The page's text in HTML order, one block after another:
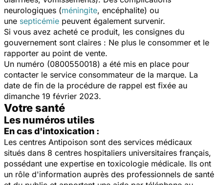
neurologiques (méningite, encéphalite) ou
une septicémie peuvent également survenir.
Si vous avez acheté ce produit, les consignes du
gouvernement sont claires : Ne plus le consommer et le
rapporter au point de vente.
Un numéro (0800550018) a été mis en place pour
contacter le service consommateur de la marque. La
date de fin de la procédure de rappel est fixée au
dimanche 19 février 2023.
Votre santé
Les numéros utiles
En cas d'intoxication :
Les centres Antipoison sont des services médicaux
situés dans 8 centres hospitaliers universitaires français,
possédant une expertise en toxicologie médicale. Ils ont
un rôle d'information auprès des professionnels de santé